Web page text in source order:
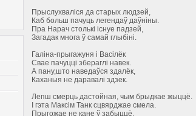
Прыслухваліся да старых людзей,
Каб больш пачуць легендаў даўніны.
Пра Нарач столькі існуе падзей,
Загадак многа ў самай глыбіні.
Галіна-прыгажуня і Васілёк
Свае пачуцці збераглі навек.
А пану,што наведаўся здалёк,
Каханыя не даравалі здзек.
Лепш смерць дастойная, чым брыдкае жыццё.
І гэта Максім Танк сцвярджае смела.
Прыгожае не кане ў забыццё,